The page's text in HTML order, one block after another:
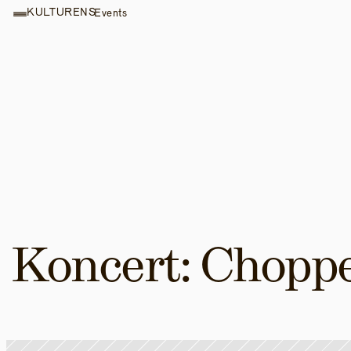
Koncert:
KULTURENSEvents